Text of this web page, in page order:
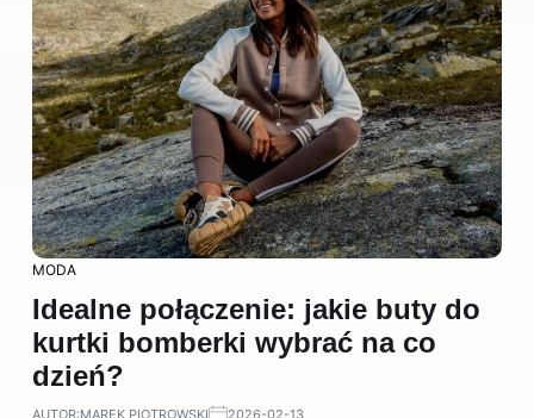
MODA
Idealne połączenie: jakie buty do
kurtki bomberki wybrać na co
dzień?
AUTOR:MAREK PIOTROWSKI 2026-02-13